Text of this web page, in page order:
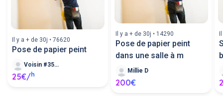
Il y a + de 30j • 76620
Pose de papier peint
Voisin #358352
25€/h
Il y a + de 30j • 14290
Pose de papier peint
dans une salle à m
Millie D
200€
Il